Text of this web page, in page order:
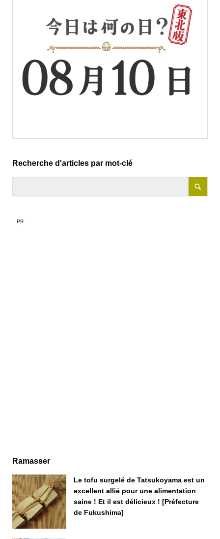
Recherche d'articles par mot-clé
Ramasser
Le tofu surgelé de Tatsukoyama est un
excellent allié pour une alimentation
saine ! Et il est délicieux ! [Préfecture
de Fukushima]